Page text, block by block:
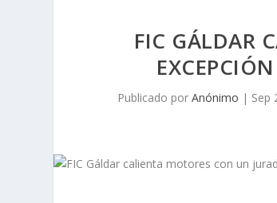
FIC GÁLDAR
Publicado porAnónimo | Sep